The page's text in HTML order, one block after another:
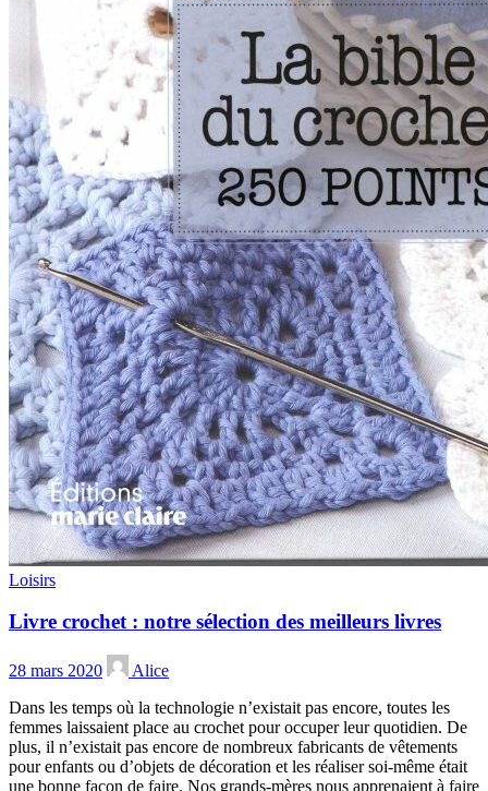
Loisirs
Livre crochet : notre sélection des meilleurs livres
28 mars 2020
Alice
Dans les temps où la technologie n’existait pas encore, toutes les
femmes laissaient place au crochet pour occuper leur quotidien. De
plus, il n’existait pas encore de nombreux fabricants de vêtements
pour enfants ou d’objets de décoration et les réaliser soi-même était
une bonne façon de faire. Nos grands-mères nous apprenaient à faire